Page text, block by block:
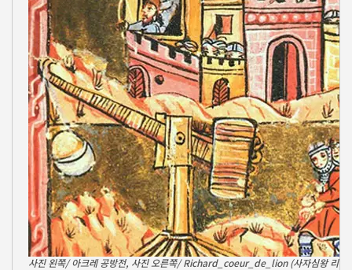
사진 왼쪽/ 아크레 공방전, 사진 오른쪽/ Richard_coeur_de_lion (사자심왕 리차